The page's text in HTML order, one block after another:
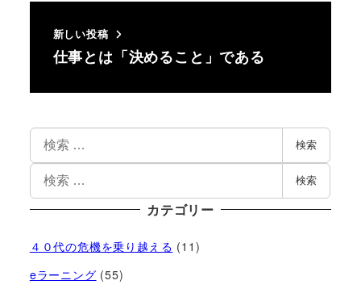
新しい投稿
仕事とは「決めること」である
検索
検索
カテゴリー
４０代の危機を乗り越える (11)
eラーニング (55)